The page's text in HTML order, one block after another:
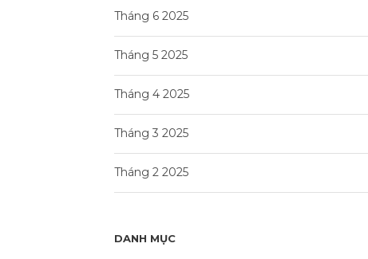
Tháng 6 2025
Tháng 5 2025
Tháng 4 2025
Tháng 3 2025
Tháng 2 2025
DANH MỤC